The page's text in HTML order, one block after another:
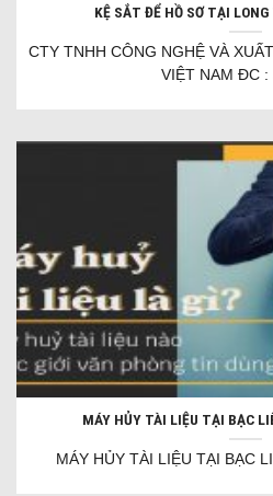
KỆ SẮT ĐỂ HỒ SƠ TẠI
CTY TNHH CÔNG NGHỆ VÀ
VIỆT NAM ĐC :
MÁY HỦY TÀI LIỆU TẠI BẠC
MÁY HỦY TÀI LIỆU TẠI BẠC